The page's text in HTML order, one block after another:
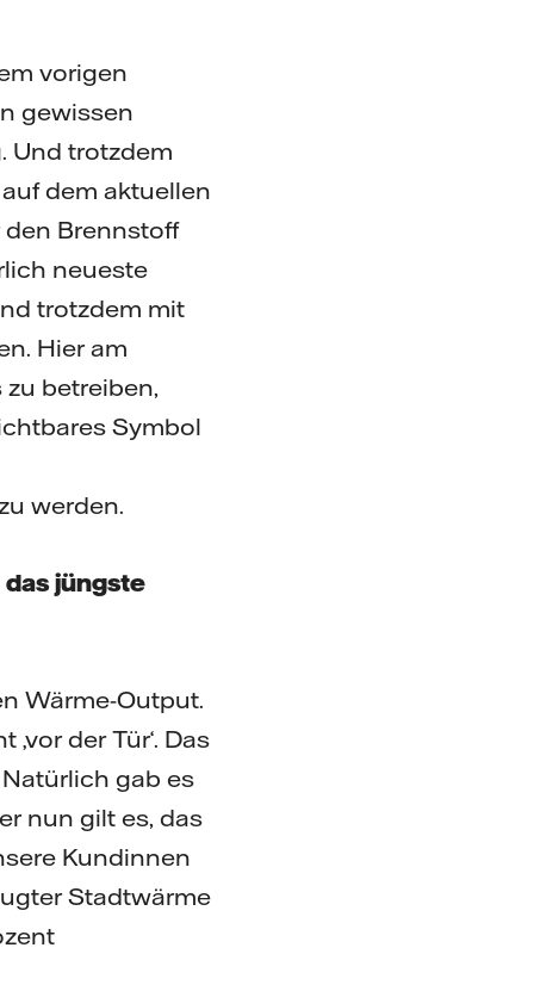
vorigen
gewissen
Und trotzdem
dem aktuellen
den Brennstoff
neueste
trotzdem mit
Hier am
betreiben,
Symbol
werden.
jüngste
Wärme-Output.
der Tür‘. Das
gab es
nun gilt es, das
Kundinnen
Stadtwärme